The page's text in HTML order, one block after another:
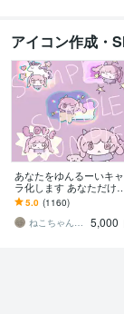
アイコン作成・
あなたをゆんるーいキャ
ラ化します あなただけの
ゆんるいイメージキャラ
クターを作ります
5.0 (1160)
ねこちゃんです
5,000